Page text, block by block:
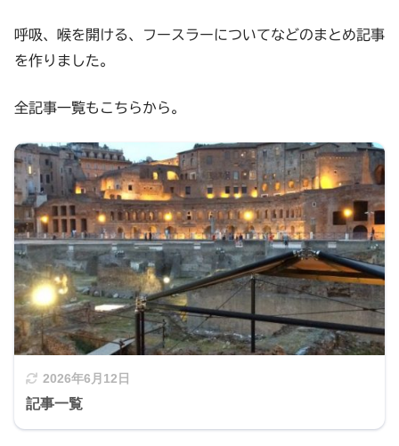
呼吸、喉を開ける、フースラーについてなどのまとめ記事
を作りました。
全記事一覧もこちらから。
2026年6月12日
記事一覧